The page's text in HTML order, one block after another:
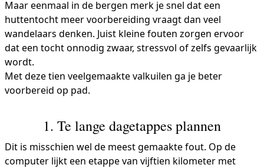
Maar eenmaal in de bergen merk je snel dat een
huttentocht meer voorbereiding vraagt dan veel
wandelaars denken. Juist kleine fouten zorgen ervoor
dat een tocht onnodig zwaar, stressvol of zelfs gevaarlijk
wordt.
Met deze tien veelgemaakte valkuilen ga je beter
voorbereid op pad.
1. Te lange dagetappes plannen
Dit is misschien wel de meest gemaakte fout. Op de
computer lijkt een etappe van vijftien kilometer met